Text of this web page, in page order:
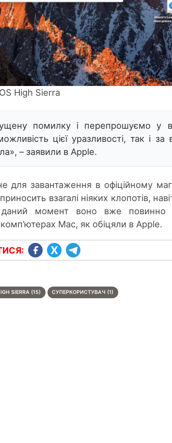
High Sierra
помилку і перепрошуємо у
цієї уразливості, так і за
– заявили в Apple.
для завантаження в офіційному
взагалі ніяких клопотів,
даний момент воно вже повинно
Mac, як обіцяли в Apple.
SIERRA (15) СУПЕРКОРИСТУВАЧ (1)